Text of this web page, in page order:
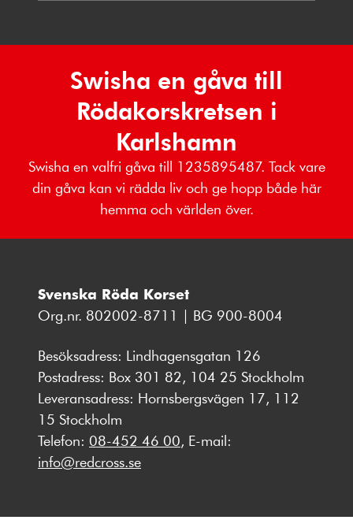
Swisha en gåva till
Rödakorskretsen i
Karlshamn
Swisha en valfri gåva till 1235895487. Tack vare
din gåva kan vi rädda liv och ge hopp både här
hemma och världen över.
Svenska Röda Korset
Org.nr. 802002-8711 | BG 900-8004
Besöksadress: Lindhagensgatan 126
Postadress: Box 301 82, 104 25 Stockholm
Leveransadress: Hornsbergsvägen 17, 112
15 Stockholm
Telefon: 08-452 46 00, E-mail:
info@redcross.se